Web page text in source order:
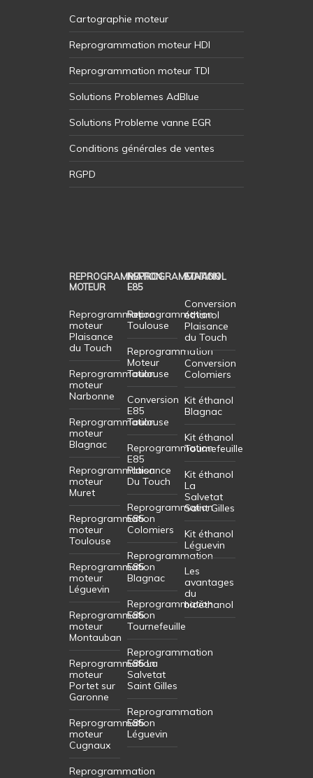
Cartographie moteur
Reprogrammation moteur HDI
Reprogrammation moteur TDI
Solutions Problemes AdBlue
Solutions Probleme vanne EGR
Conditions générales de ventes
RGPD
REPROGRAMMATION
MOTEUR
Reprogrammation
moteur
Plaisance
du Touch
Reprogrammation
moteur
Narbonne
Reprogrammation
moteur
Blagnac
Reprogrammation
moteur
Muret
Reprogrammation
moteur
Toulouse
Reprogrammation
moteur
Léguevin
Reprogrammation
moteur
Montauban
Reprogrammation
moteur
Portet sur
Garonne
Reprogrammation
moteur
Cugnaux
Reprogrammation
REPROGRAMMATION
E85
Reprogrammation
Toulouse
Reprogrammation
Moteur
Toulouse
Conversion
E85
Toulouse
Reprogrammation
E85
Plaisance
Du Touch
Reprogrammation
E85
Colomiers
Reprogrammation
E85
Blagnac
Reprogrammation
E85
Tournefeuille
Reprogrammation
E85 La
Salvetat
Saint Gilles
Reprogrammation
E85
Léguevin
ETHANOL
Conversion
éthanol
Plaisance
du Touch
Conversion
Colomiers
Kit éthanol
Blagnac
Kit éthanol
Tournefeuille
Kit éthanol
La
Salvetat
Saint Gilles
Kit éthanol
Léguevin
Les
avantages
du
bioéthanol